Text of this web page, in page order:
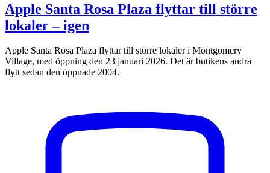
Apple Santa Rosa Plaza flyttar till större
lokaler – igen
Apple Santa Rosa Plaza flyttar till större lokaler i Montgomery
Village, med öppning den 23 januari 2026. Det är butikens andra
flytt sedan den öppnade 2004.